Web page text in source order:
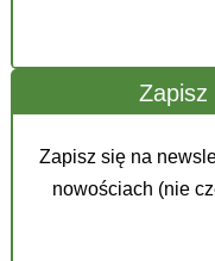
Zapisz
Zapisz się na
nowościach (nie